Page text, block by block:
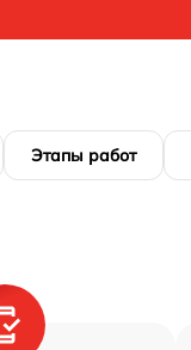
Этапы работ